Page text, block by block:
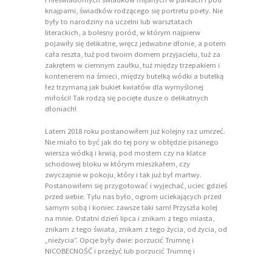
knajpami, świadków rodzącego się portretu poety. Nie
były to narodziny na uczelni lub warsztatach
literackich, a bolesny poród, w którym najpierw
pojawiły się delikatne, wręcz jedwabne dłonie, a potem
cała reszta, tuż pod twoim domem przyjacielu, tuż za
zakrętem w ciemnym zaułku, tuż między trzepakiem i
kontenerem na śmieci, między butelką wódki a butelką
łez trzymaną jak bukiet kwiatów dla wymyślonej
miłości! Tak rodzą się pocięte dusze o delikatnych
dłoniach!
Latem 2018 roku postanowiłem już kolejny raz umrzeć.
Nie miało to być jak do tej pory w obłędzie pisanego
wiersza wódką i krwią, pod mostem czy na klatce
schodowej bloku w którym mieszkałem, czy
zwyczajnie w pokoju, który i tak już był martwy.
Postanowiłem się przygotować i wyjechać, uciec gdzieś
przed siebie. Tylu nas było, ogrom uciekających przed
samym sobą i koniec zawsze taki sam! Przyszła kolej
na mnie. Ostatni dzień lipca i znikam z tego miasta,
znikam z tego świata, znikam z tego życia, od życia, od
„nieżycia”. Opcje były dwie: porzucić Trumnę i
NICOBECNOŚĆ i przeżyć lub porzucić Trumnę i